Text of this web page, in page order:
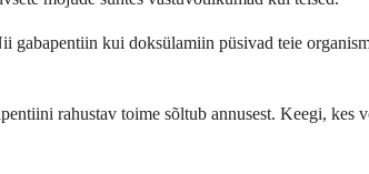
gabapentiin kui doksülamiin püsivad teie
rahustav toime sõltub annusest. Keegi,